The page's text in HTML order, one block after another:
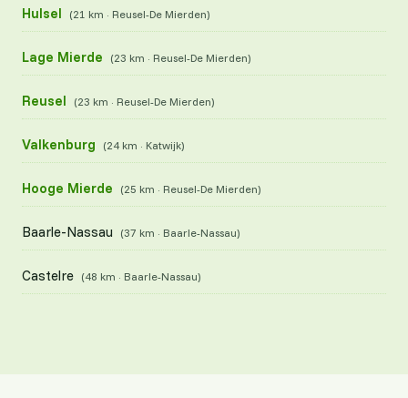
Hulsel (21 km · Reusel-De Mierden)
Lage Mierde (23 km · Reusel-De Mierden)
Reusel (23 km · Reusel-De Mierden)
Valkenburg (24 km · Katwijk)
Hooge Mierde (25 km · Reusel-De Mierden)
Baarle-Nassau (37 km · Baarle-Nassau)
Castelre (48 km · Baarle-Nassau)